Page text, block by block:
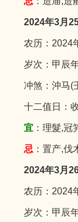
2024年3月
农历：2024年
岁次：甲辰年
冲煞：沖马(
十二值日：收
宜：理髮,冠
忌 ：置产,
2024年3月
农历：2024年
岁次：甲辰年